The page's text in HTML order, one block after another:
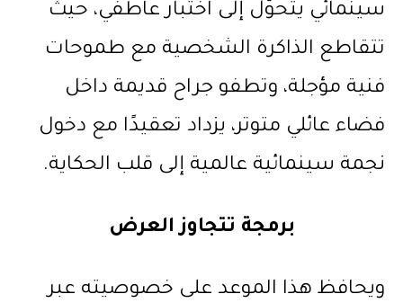
سينمائي يتحوّل إلى اختبار عاطفي، حيث
تتقاطع الذاكرة الشخصية مع طموحات
فنية مؤجلة، وتطفو جراح قديمة داخل
فضاء عائلي متوتر، يزداد تعقيدًا مع دخول
نجمة سينمائية عالمية إلى قلب الحكاية.
برمجة تتجاوز العرض
ويحافظ هذا الموعد على خصوصيته عبر